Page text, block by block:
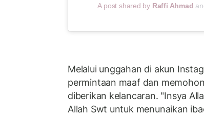
A post shared by Raffi Ahmad
Melalui unggahan di akun
permintaan maaf dan
diberikan kelancaran. "Insya
Allah Swt untuk menunaikan